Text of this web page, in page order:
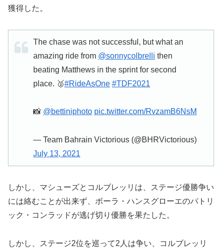
獲得した。
The chase was not successful, but what an
amazing ride from @sonnycolbrelli then
beating Matthews in the sprint for second
place. 🥈#RideAsOne #TDF2021
📸 @bettiniphoto pic.twitter.com/RvzamB6NsM
— Team Bahrain Victorious (@BHRVictorious)
July 13, 2021
しかし、マシューズとコルブレッリは、ステージ優勝争い
には絡むことが出来ず、ボーラ・ハンスグローエのパトリ
ック・コンラッドが逃げ切り優勝を果たした。
しかし、ステージ2位を巡って2人は争い、コルブレッリ